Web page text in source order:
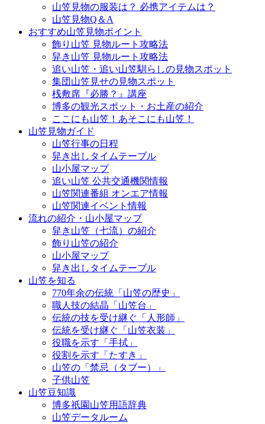
山笠見物の服装は？ 必携アイテムは？
山笠見物Q＆A
おすすめ山笠見物ポイント
飾り山笠 見物ルート攻略法
舁き山笠 見物ルート攻略法
追い山笠・追い山笠馴らしの見物スポット
集団山笠見せの見物スポット
桟敷席『必勝？』講座
博多の観光スポット・お土産の紹介
ここにも山笠！あそこにも山笠！
山笠見物ガイド
山笠行事の日程
舁き出しタイムテーブル
山小屋マップ
追い山笠 公共交通機関情報
山笠関連番組 オンエア情報
山笠関連イベント情報
流れの紹介・山小屋マップ
舁き山笠（七流）の紹介
飾り山笠の紹介
山小屋マップ
舁き出しタイムテーブル
山笠を知る
770年余の伝統「山笠の歴史」
職人技の結晶「山笠台」
伝統の技を受け継ぐ「人形師」
伝統を受け継ぐ「山笠衣装」
役職を示す「手拭」
役割を示す「たすき」
山笠の「禁忌（タブー）」
子供山笠
山笠豆知識
博多祇園山笠用語辞典
山笠データルーム